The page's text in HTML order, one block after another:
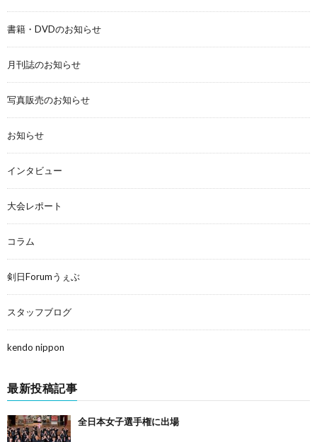
書籍・DVDのお知らせ
月刊誌のお知らせ
写真販売のお知らせ
お知らせ
インタビュー
大会レポート
コラム
剣日Forumうぇぶ
スタッフブログ
kendo nippon
最新投稿記事
全日本女子選手権に出場